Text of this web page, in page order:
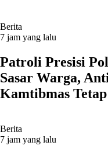
Berita
7 jam yang lalu
Patroli Presisi
Sasar Warga,
Kamtibmas
Berita
7 jam yang lalu